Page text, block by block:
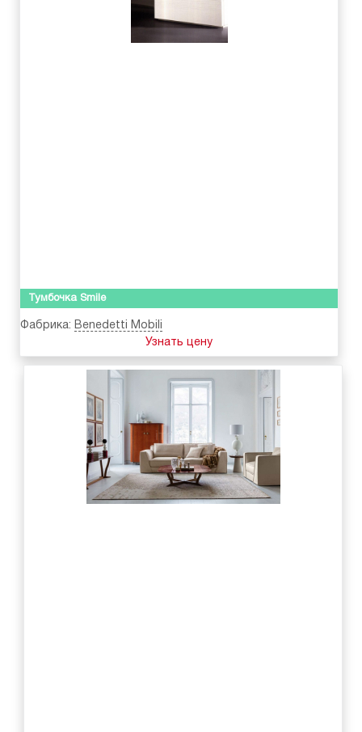
Тумбочка Smile
Фабрика: Benedetti Mobili
Узнать цену